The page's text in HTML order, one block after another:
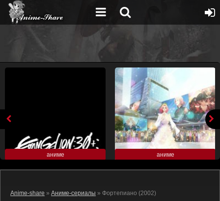
аниме аниме
Anime-share » Аниме-сериалы » Фортепиано (2002)